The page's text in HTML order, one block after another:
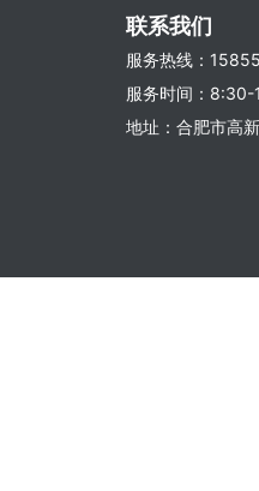
联系我们
服务热线：
服务时间：
地址：合肥市高